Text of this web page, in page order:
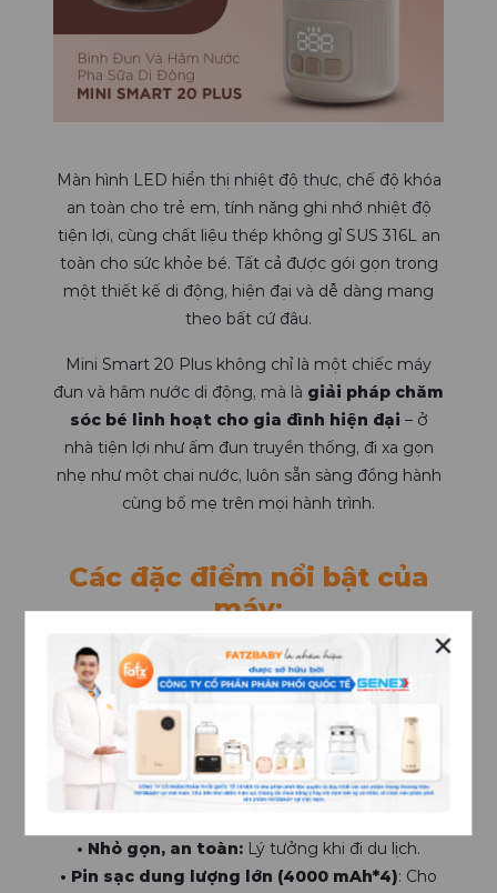
✕
Màn hình LED hiển thị nhiệt độ thực, chế độ khóa
an toàn cho trẻ em, tính năng ghi nhớ nhiệt độ
tiện lợi, cùng chất liệu thép không gỉ SUS 316L an
toàn cho sức khỏe bé. Tất cả được gói gọn trong
một thiết kế di động, hiện đại và dễ dàng mang
theo bất cứ đâu.
Mini Smart 20 Plus không chỉ là một chiếc máy
đun và hâm nước di động, mà là giải pháp chăm
sóc bé linh hoạt cho gia đình hiện đại – ở
nhà tiện lợi như ấm đun truyền thống, đi xa gọn
nhẹ như một chai nước, luôn sẵn sàng đồng hành
cùng bố mẹ trên mọi hành trình.
Các đặc điểm nổi bật của
máy:
ĐIỂM ĐẶC BIỆT:
(1) 2 Trong 1:Đun sôi và giữ ấm nước pha sữa.
(2) Sạc pin nhanh– đầy pin trong vòng 2 giờ: Hỗ
trợ USB QC3.0 với công suất siêu tốc lên đến
45W.
• Nhỏ gọn, an toàn: Lý tưởng khi đi du lịch.
• Pin sạc dung lượng lớn (4000 mAh*4): Cho